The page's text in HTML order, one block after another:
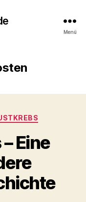
Menü
Eine